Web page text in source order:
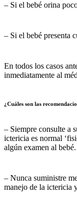
– Si el bebé orina
– Si el bebé presenta
En todos los casos
inmediatamente al
¿Cuáles son las
– Siempre consulte a
ictericia es normal
algún examen al bebé.
– Nunca suministre
manejo de la ictericia